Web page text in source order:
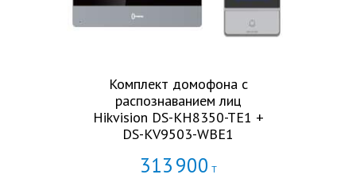
Комплект домофона с
распознаванием лиц
Hikvision DS-KH8350-TE1 +
DS-KV9503-WBE1
313900 Т